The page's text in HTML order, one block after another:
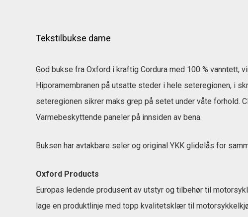
Tekstilbukse dame
God bukse fra Oxford i kraftig Cordura med 100 % vanntett,
Hiporamembranen på utsatte steder i hele seteregionen, i
seteregionen sikrer maks grep på setet under våte forhold.
Varmebeskyttende paneler på innsiden av bena.
Buksen har avtakbare seler og original YKK glidelås for
Oxford Products
Europas ledende produsent av utstyr og tilbehør til
lage en produktlinje med topp kvalitetsklær til